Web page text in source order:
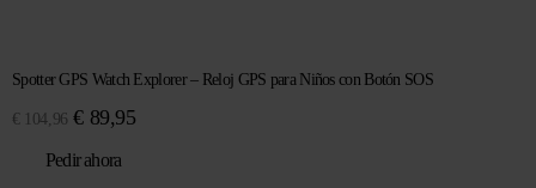
Spotter GPS Watch Explorer – Reloj GPS para Niños con Botón SOS
€ 104,96 El
original
€ 89,95El
Pedir ahora